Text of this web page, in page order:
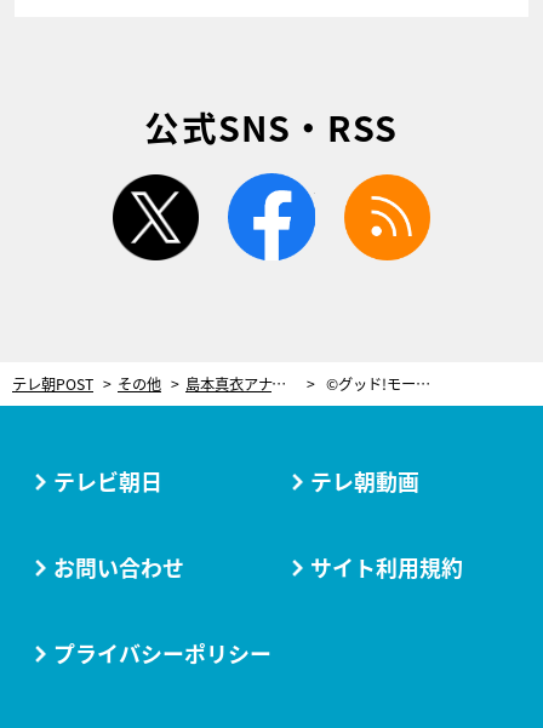
公式SNS・RSS
twitter facebook
テレ朝POST その他 島本真衣アナ、自宅でできる“薪割り体操”に挑戦！「皆さんもぜひ無理のない範囲で…」 ©グッド!モーニング
テレビ朝日 テレ朝動画
お問い合わせ サイト利用規約
プライバシーポリシー